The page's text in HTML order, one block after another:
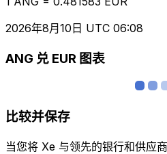
2026年8月10日 UTC 06:08
ANG 兑 EUR 图表
比较并保存
当您将 Xe 与领先的银行和供应